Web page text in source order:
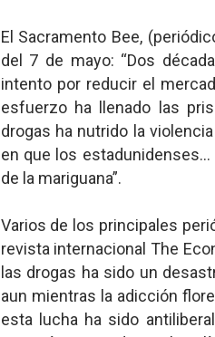
El Sacramento Bee,
del 7 de mayo: “Dos
intento por reducir el
esfuerzo ha llenado las
drogas ha nutrido la
en que los
de la mariguana”.
Varios de los principales
revista internacional The
las drogas ha sido un
aun mientras la adicción
esta lucha ha sido